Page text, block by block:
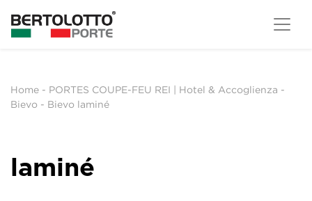
Home - PORTES COUPE-FEU REI | Hotel & Accoglienza -
Bievo - Bievo laminé
laminé